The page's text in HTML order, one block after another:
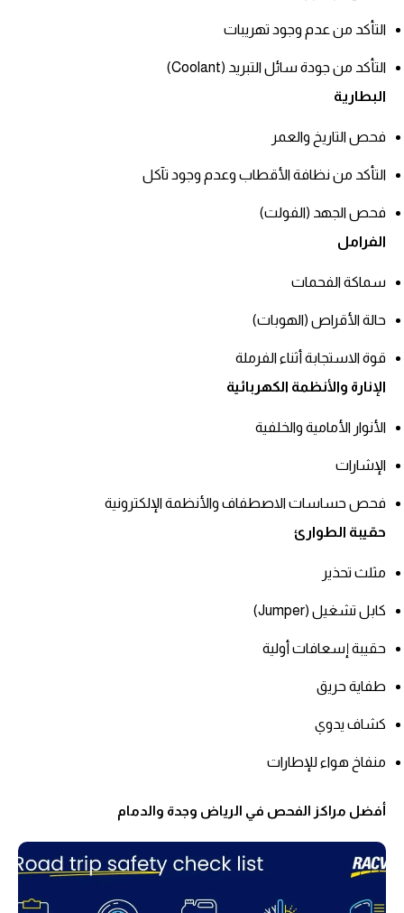
التأكد من عدم وجود تهريبات
التأكد من جودة سائل التبريد (Coolant)
البطارية
فحص التاريخ والعمر
التأكد من نظافة الأقطاب وعدم وجود تآكل
فحص الجهد (الفولت)
الفرامل
سماكة الفحمات
حالة الأقراص (الهوبات)
قوة الاستجابة أثناء الفرملة
الإنارة والأنظمة الكهربائية
الأنوار الأمامية والخلفية
الإشارات
فحص حساسات الاصطفاف والأنظمة الإلكترونية
حقيبة الطوارئ
مثلث تحذير
كابل تشغيل (Jumper)
حقيبة إسعافات أولية
طفاية حريق
كشاف يدوي
منفاخ هواء للإطارات
أفضل مراكز الفحص في الرياض وجدة والدمام